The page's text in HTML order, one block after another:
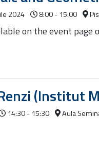
2024 8:00 - 15:00
on the event page
(Institut
14:30 - 15:30 Aula